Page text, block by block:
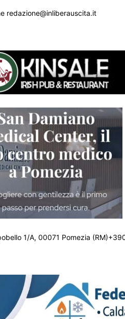
redazione@inliberauscita.it
1/A, 00071 Pomezia